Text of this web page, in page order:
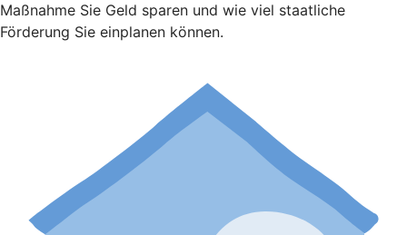
Maßnahme Sie Geld sparen und wie viel staatliche
Förderung Sie einplanen können.